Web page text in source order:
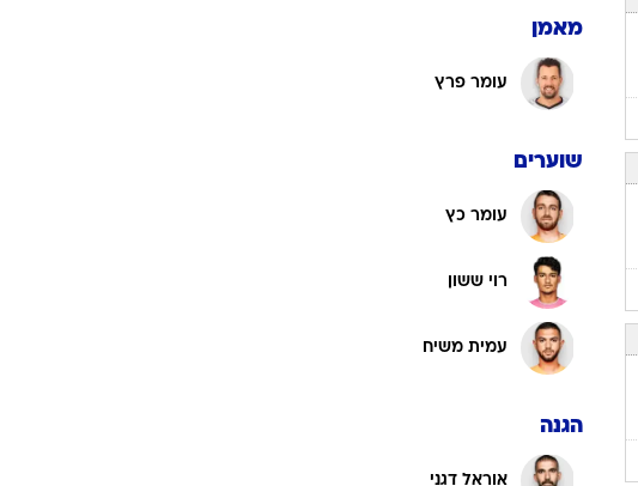
מאמן
עומר פרץ
שוערים
עומר כץ
רוי ששון
עמית משיח
הגנה
אוראל דגני